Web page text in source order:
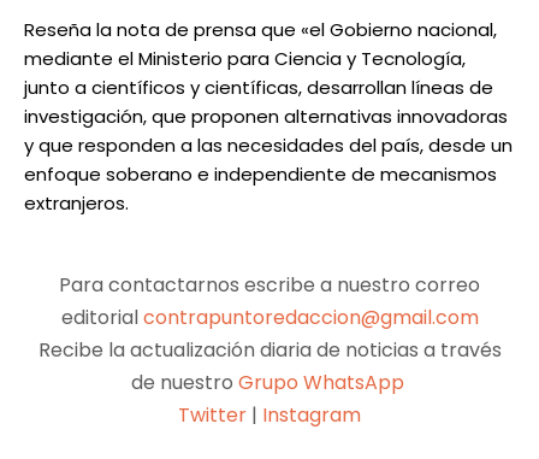
Reseña la nota de prensa que «el Gobierno nacional,
mediante el Ministerio para Ciencia y Tecnología,
junto a científicos y científicas, desarrollan líneas de
investigación, que proponen alternativas innovadoras
y que responden a las necesidades del país, desde un
enfoque soberano e independiente de mecanismos
extranjeros.
Para contactarnos escribe a nuestro correo
editorialcontrapuntoredaccion@gmail.com
Recibe la actualización diaria de noticias a través
de nuestro Grupo WhatsApp
Twitter | Instagram